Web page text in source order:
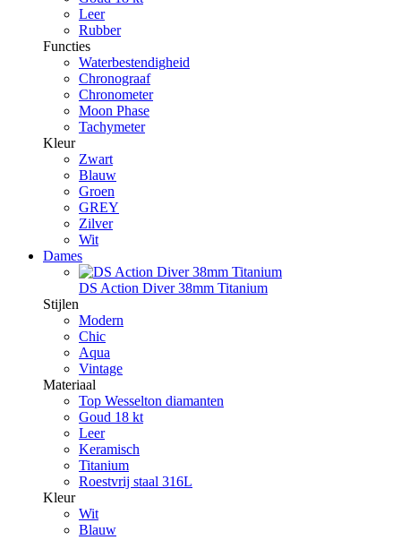
Leer
Rubber
Functies
Waterbestendigheid
Chronograaf
Chronometer
Moon Phase
Tachymeter
Kleur
Zwart
Blauw
Groen
GREY
Zilver
Wit
Dames
DS Action Diver 38mm Titanium
Stijlen
Modern
Chic
Aqua
Vintage
Materiaal
Top Wesselton diamanten
Goud 18 kt
Leer
Keramisch
Titanium
Roestvrij staal 316L
Kleur
Wit
Blauw